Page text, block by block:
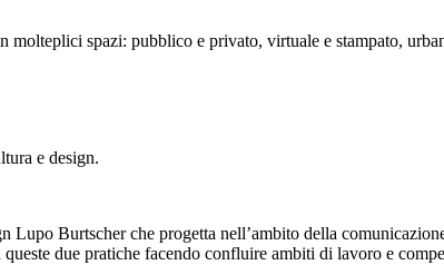
molteplici spazi: pubblico e privato, virtuale e stampato,
e design.
Lupo Burtscher che progetta nell’ambito della
due pratiche facendo confluire ambiti di lavoro e